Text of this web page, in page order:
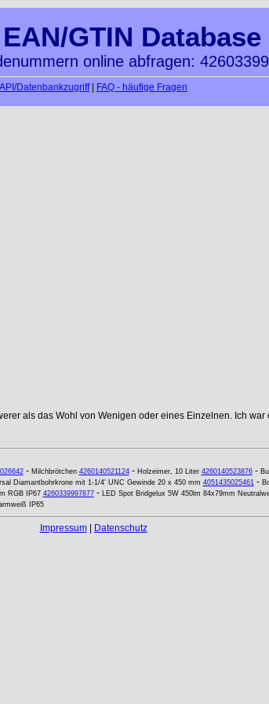
GTIN Database
online abfragen:
API/Datenbankzugriff| FAQ - häufige Fragen
als das Wohl von Wenigen oder eines Einzelnen. Ich
- Milchbrötchen 4260140521124- Holzeimer, 10 Liter 4260140523876-
Diamantbohrkrone mit 1-1/4' UNC Gewinde 20 x 450 mm 4051435025461-
RGB IP67 4260339997877- LED Spot Bridgelux 5W 450lm 84x79mm
IP65
Impressum| Datenschutz